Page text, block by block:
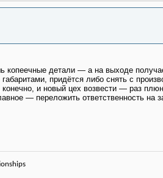
копеечные детали — а на выходе
придётся либо снять с
и новый цех возвести — раз
— переложить ответственность на